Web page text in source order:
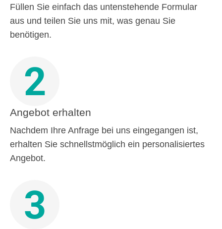
Füllen Sie einfach das untenstehende Formular
aus und teilen Sie uns mit, was genau Sie
benötigen.
2
Angebot erhalten
Nachdem Ihre Anfrage bei uns eingegangen ist,
erhalten Sie schnellstmöglich ein personalisiertes
Angebot.
3